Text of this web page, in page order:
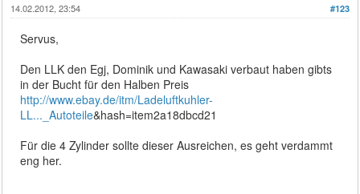
#123
14.02.2012, 23:54
Servus,
Den LLK den Egj, Dominik und Kawasaki verbaut haben gibts
in der Bucht für den Halben Preis
http://www.ebay.de/itm/Ladeluftkuhler-
LL..._Autoteile&hash=item2a18dbcd21
Für die 4 Zylinder sollte dieser Ausreichen, es geht verdammt
eng her.